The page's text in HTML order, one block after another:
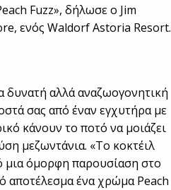
Fuzz», δήλωσε ο Jim
ενός Waldorf Astoria Resort.
δυνατή αλλά αναζωογονητική
σας από έναν εγχυτήρα με
κάνουν το ποτό να μοιάζει
μεζωντάνια. «Το κοκτέιλ
μια όμορφη παρουσίαση στο
αποτέλεσμα ένα χρώμα Peach